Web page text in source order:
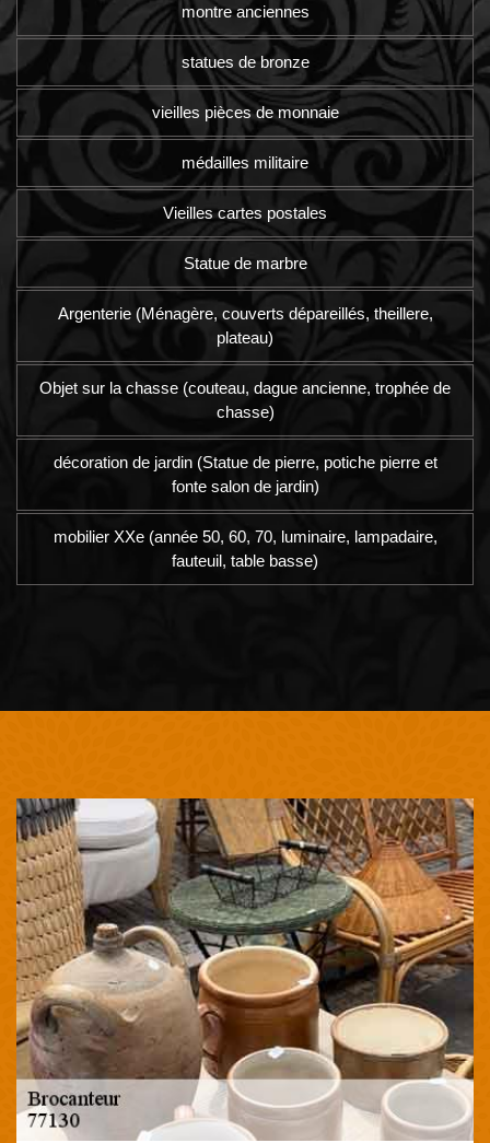
montre anciennes
statues de bronze
vieilles pièces de monnaie
médailles militaire
Vieilles cartes postales
Statue de marbre
Argenterie (Ménagère, couverts dépareillés, theillere,
plateau)
Objet sur la chasse (couteau, dague ancienne, trophée de
chasse)
décoration de jardin (Statue de pierre, potiche pierre et
fonte salon de jardin)
mobilier XXe (année 50, 60, 70, luminaire, lampadaire,
fauteuil, table basse)